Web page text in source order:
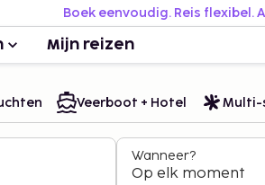
Boek eenvoudig. Reis flexibel.
Mijn reizen
Veerboot + Hotel
Wanneer?
Op elk moment